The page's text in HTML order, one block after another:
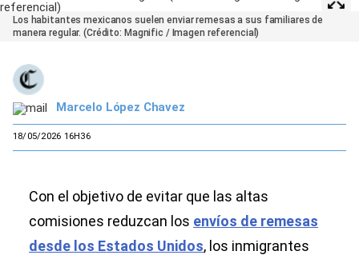
Los habitantes mexicanos suelen enviar remesas a sus familiares de
manera regular. (Crédito: Magnific / Imagen referencial)
Marcelo López Chavez
18/05/2026 16H36
Con el objetivo de evitar que las altas
comisiones reduzcan los envíos de remesas
desde los Estados Unidos, los inmigrantes